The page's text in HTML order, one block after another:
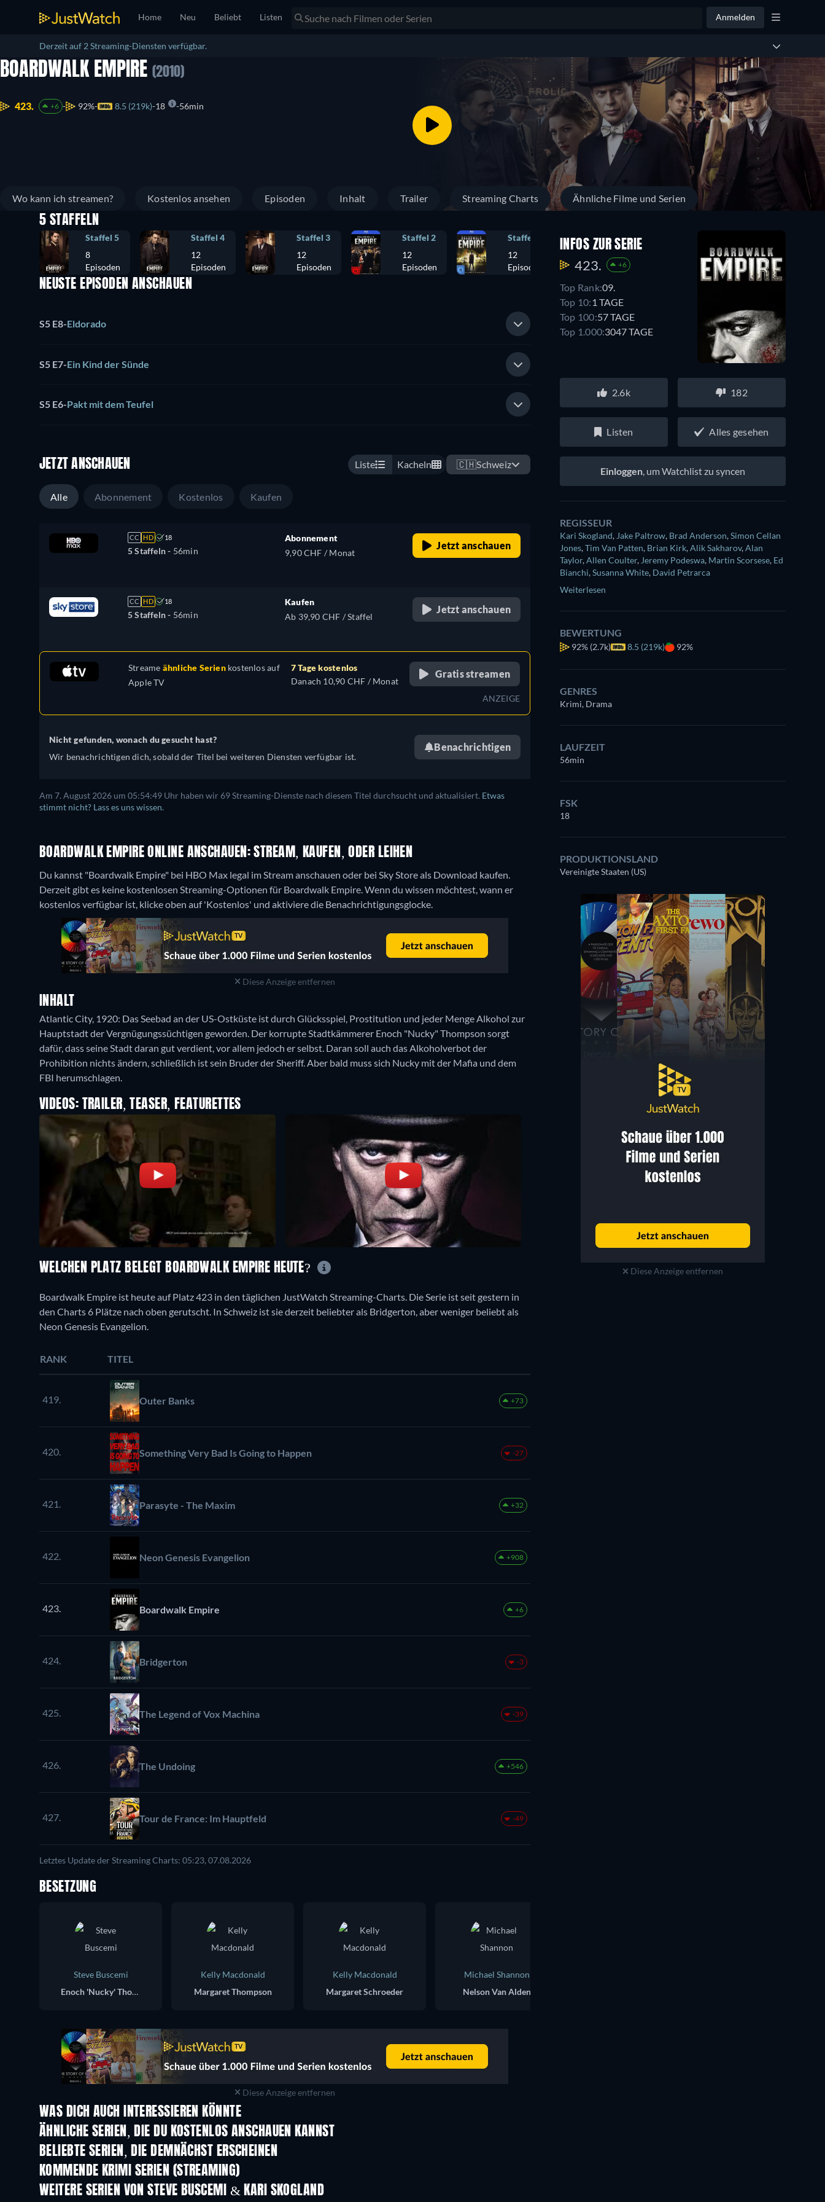
Home Neu Beliebt Listen Anmelden
Derzeit auf 2 Streaming-Diensten verfügbar.
BOARDWALK EMPIRE (2010)
423. +6 92% 8.5 (219k) 18 56min
Wo kann ich streamen? Kostenlos ansehen Episoden Inhalt Trailer Streaming Charts Ähnliche Filme und Serien
5 STAFFELN
Staffel 5
8
Episoden
Staffel 4
12
Episoden
Staffel 3
12
Episoden
Staffel 2
12
Episoden
Staffel 1
12
Episoden
NEUSTE EPISODEN ANSCHAUEN
S5 E8-Eldorado
S5 E7-Ein Kind der Sünde
S5 E6-Pakt mit dem Teufel
JETZT ANSCHAUEN Liste Kacheln 🇨🇭Schweiz
Alle Abonnement Kostenlos Kaufen
CC HD 18
5 Staffeln - 56min
Abonnement
9,90 CHF / Monat
Jetzt anschauen
CC HD 18
5 Staffeln - 56min
Kaufen
Ab 39,90 CHF / Staffel
Jetzt anschauen
Streame ähnliche Serienkostenlos auf
Apple TV
7 Tage kostenlos
Danach 10,90 CHF / Monat
Gratis streamen
ANZEIGE
Nicht gefunden, wonach du gesucht hast?
Wir benachrichtigen dich, sobald der Titel bei weiteren Diensten verfügbar ist.
Benachrichtigen
Am 7. August 2026 um 05:54:49 Uhr haben wir 69 Streaming-Dienste nach diesem Titel durchsucht und aktualisiert. Etwas
stimmt nicht? Lass es uns wissen.
BOARDWALK EMPIRE ONLINE ANSCHAUEN: STREAM, KAUFEN, ODER LEIHEN
Du kannst "Boardwalk Empire" bei HBO Max legal im Stream anschauen oder bei Sky Store als Download kaufen.
Derzeit gibt es keine kostenlosen Streaming-Optionen für Boardwalk Empire. Wenn du wissen möchtest, wann er
kostenlos verfügbar ist, klicke oben auf 'Kostenlos' und aktiviere die Benachrichtigungsglocke.
Diese Anzeige entfernen
INHALT
Atlantic City, 1920: Das Seebad an der US-Ostküste ist durch Glücksspiel, Prostitution und jeder Menge Alkohol zur
Hauptstadt der Vergnügungssüchtigen geworden. Der korrupte Stadtkämmerer Enoch "Nucky" Thompson sorgt
dafür, dass seine Stadt daran gut verdient, vor allem jedoch er selbst. Daran soll auch das Alkoholverbot der
Prohibition nichts ändern, schließlich ist sein Bruder der Sheriff. Aber bald muss sich Nucky mit der Mafia und dem
FBI herumschlagen.
VIDEOS: TRAILER, TEASER, FEATURETTES
INFOS ZUR SERIE
423. +6
Top Rank:09.
Top 10: 1 TAGE
Top 100:57 TAGE
Top 1.000:3047 TAGE
2.6k 182
Listen Alles gesehen
Einloggen, um Watchlist zu syncen
REGISSEUR
Kari Skogland, Jake Paltrow, Brad Anderson,Simon Cellan
Jones,Tim Van Patten, Brian Kirk,Alik Sakharov,Alan
Taylor,Allen Coulter, Jeremy Podeswa, Martin Scorsese, Ed
Bianchi,Susanna White, David Petrarca
Weiterlesen
BEWERTUNG
92% (2.7k) 8.5 (219k) 92%
GENRES
Krimi, Drama
LAUFZEIT
56min
FSK
18
PRODUKTIONSLAND
Vereinigte Staaten (US)
Diese Anzeige entfernen
WELCHEN PLATZ BELEGT BOARDWALK EMPIRE HEUTE?
Boardwalk Empire ist heute auf Platz 423 in den täglichen JustWatch Streaming-Charts. Die Serie ist seit gestern in
den Charts 6 Plätze nach oben gerutscht. In Schweiz ist sie derzeit beliebter als Bridgerton, aber weniger beliebt als
Neon Genesis Evangelion.
RANK TITEL
419. Outer Banks +73
420. Something Very Bad Is Going to Happen -27
421. Parasyte - The Maxim +32
422. Neon Genesis Evangelion +908
423. Boardwalk Empire +6
424. Bridgerton -3
425. The Legend of Vox Machina -39
426. The Undoing +546
427. Tour de France: Im Hauptfeld -49
Letztes Update der Streaming Charts: 05:23, 07.08.2026
BESETZUNG
Steve Buscemi
Enoch 'Nucky' Thompson
Kelly Macdonald
Margaret Thompson
Kelly Macdonald
Margaret Schroeder
Michael Shannon
Nelson Van Alden
Diese Anzeige entfernen
WAS DICH AUCH INTERESSIEREN KÖNNTE
Serie
ÄHNLICHE SERIEN, DIE DU KOSTENLOS ANSCHAUEN KANNST
Serie Serie
BELIEBTE SERIEN, DIE DEMNÄCHST ERSCHEINEN
Serie Serie
KOMMENDE KRIMI SERIEN (STREAMING)
Staffel 6
WEITERE SERIEN VON STEVE BUSCEMI & KARI SKOGLAND
Serie Serie